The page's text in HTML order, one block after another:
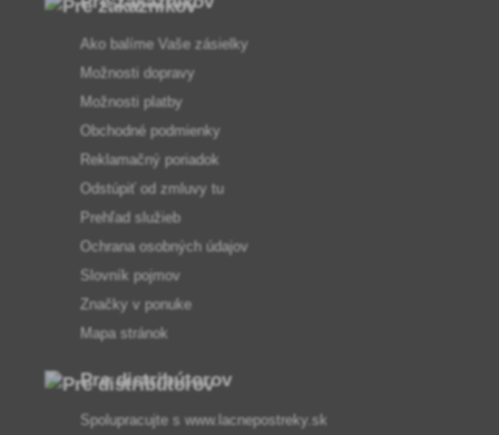
Ako balíme Vaše zásielky
Možnosti dopravy
Možnosti platby
Obchodné podmienky
Reklamačný poriadok
Odstúpiť od zmluvy tu
Prehľad služieb
Ochrana osobných údajov
Slovník pojmov
Značky v ponuke
Mapa stránok
Pre distribútorov
Spolupracujte s www.lacnepostreky.sk